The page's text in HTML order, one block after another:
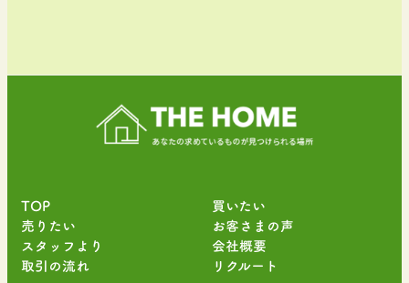
TOP 買いたい
売りたい
お客さまの声
スタッフより
会社概要
取引の流れ リクルート